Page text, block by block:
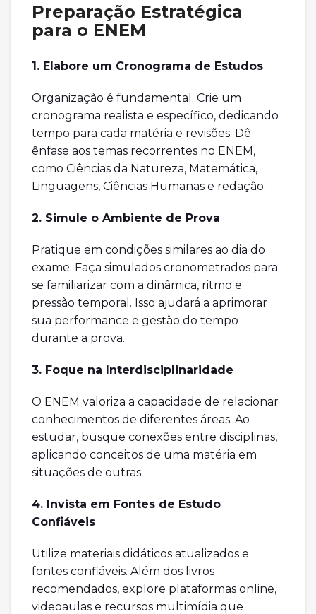
Preparação Estratégica
para o ENEM
1. Elabore um Cronograma de Estudos
Organização é fundamental. Crie um
cronograma realista e específico, dedicando
tempo para cada matéria e revisões. Dê
ênfase aos temas recorrentes no ENEM,
como Ciências da Natureza, Matemática,
Linguagens, Ciências Humanas e redação.
2. Simule o Ambiente de Prova
Pratique em condições similares ao dia do
exame. Faça simulados cronometrados para
se familiarizar com a dinâmica, ritmo e
pressão temporal. Isso ajudará a aprimorar
sua performance e gestão do tempo
durante a prova.
3. Foque na Interdisciplinaridade
O ENEM valoriza a capacidade de relacionar
conhecimentos de diferentes áreas. Ao
estudar, busque conexões entre disciplinas,
aplicando conceitos de uma matéria em
situações de outras.
4. Invista em Fontes de Estudo
Confiáveis
Utilize materiais didáticos atualizados e
fontes confiáveis. Além dos livros
recomendados, explore plataformas online,
videoaulas e recursos multimídia que